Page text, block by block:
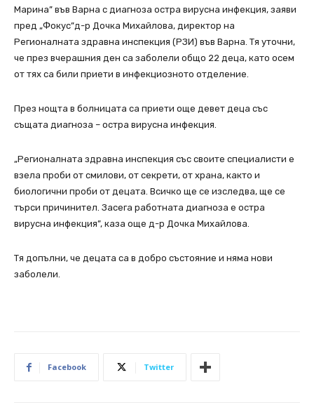
Марина” във Варна с диагноза остра вирусна инфекция, заяви
пред „Фокус”д-р Дочка Михайлова, директор на
Регионалната здравна инспекция (РЗИ) във Варна. Тя уточни,
че през вчерашния ден са заболели общо 22 деца, като осем
от тях са били приети в инфекциозното отделение.
През нощта в болницата са приети още девет деца със
същата диагноза – остра вирусна инфекция.
„Регионалната здравна инспекция със своите специалисти е
взела проби от смилови, от секрети, от храна, както и
биологични проби от децата. Всичко ще се изследва, ще се
търси причинител. Засега работната диагноза е остра
вирусна инфекция”, каза още д-р Дочка Михайлова.
Тя допълни, че децата са в добро състояние и няма нови
заболели.
Facebook Twitter